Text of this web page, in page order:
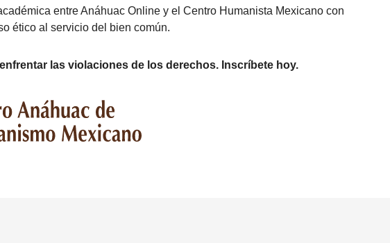
entre Anáhuac Online y el Centro Humanista Mexicano con
ético al servicio del bien común.
las violaciones de los derechos. Inscríbete hoy.